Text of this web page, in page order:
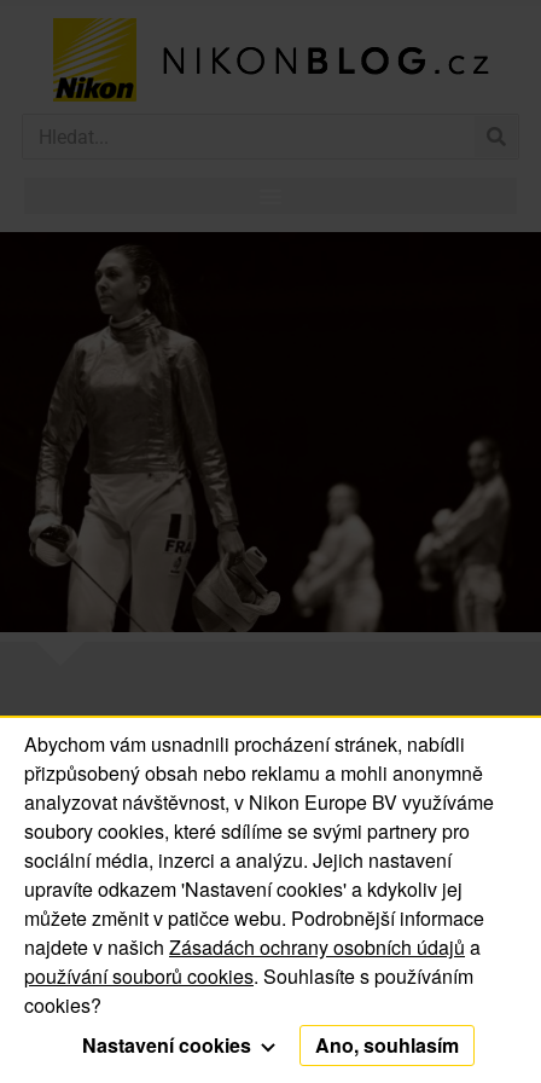
Abychom vám usnadnili procházení stránek, nabídli
přizpůsobený obsah nebo reklamu a mohli anonymně
analyzovat návštěvnost, v Nikon Europe BV využíváme
soubory cookies, které sdílíme se svými partnery pro
sociální média, inzerci a analýzu. Jejich nastavení
upravíte odkazem 'Nastavení cookies' a kdykoliv jej
můžete změnit v patičce webu. Podrobnější informace
najdete v našich Zásadách ochrany osobních údajů a
používání souborů cookies. Souhlasíte s používáním
cookies?
Funkční cookies
Nastavení cookies Ano, souhlasím
© 2016 Jsem Nikonblog.CZ. All Rights Reserved.
O nás | Kontakt
Oznámení o souborech
cookie
Oznámení o ochraně
soukromí